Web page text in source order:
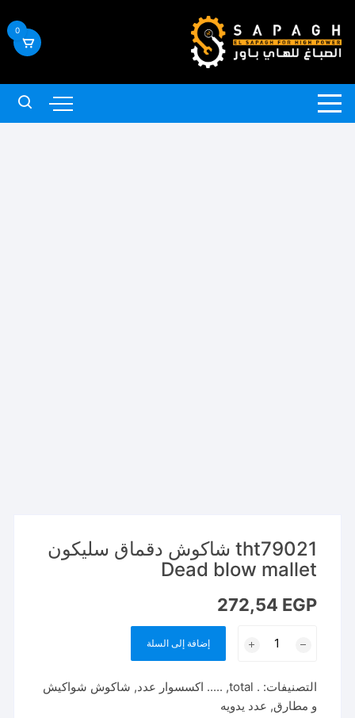
إلى
المحتوى
0
tht79021 شاكوش دقماق سليكون
Dead blow mallet
272,54 EGP
tht79021
دقماق
سليكون
إضافة إلى السلة
التصنيفات: . total
, ..... اكسسوار عدد, شاكوش شواكيش
و مطارق, عدد يدويه